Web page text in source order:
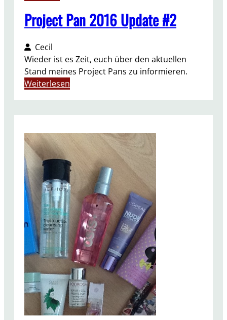
3
Project Pan 2016 Update #2
Cecil
Wieder ist es Zeit, euch über den aktuellen
Stand meines Project Pans zu informieren.
Weiterlesen
j
e
t
P
a
6
U
p
d
a
t